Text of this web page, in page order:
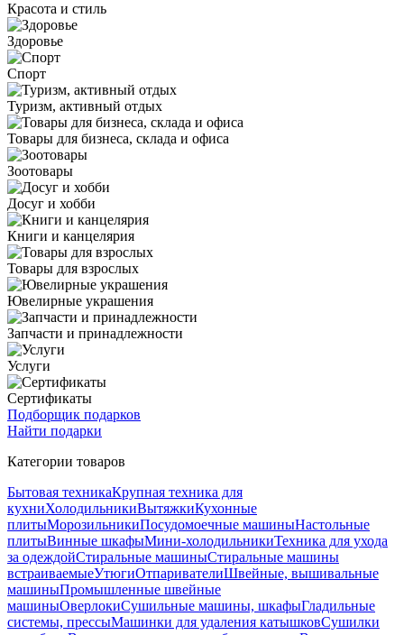
Красота и стиль
Здоровье
Спорт
Туризм, активный отдых
Товары для бизнеса, склада и офиса
Зоотовары
Досуг и хобби
Книги и канцелярия
Товары для взрослых
Ювелирные украшения
Запчасти и принадлежности
Услуги
Сертификаты
Подборщик подарков
Найти подарки
Категории товаров
Бытовая техникаКрупная техника для
кухниХолодильникиВытяжкиКухонные
плитыМорозильникиПосудомоечные машиныНастольные
плитыВинные шкафыМини-холодильникиТехника для ухода
за одеждойСтиральные машиныСтиральные машины
встраиваемыеУтюгиОтпаривателиШвейные, вышивальные
машиныПромышленные швейные
машиныОверлокиСушильные машины, шкафыГладильные
системы, прессыМашинки для удаления катышковСушилки